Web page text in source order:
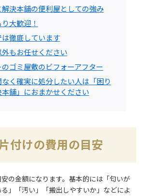
決本舗の便利屋としての強み
大歓迎！
徹底しています
もお任せください
のゴミ屋敷のビフォーアフター
く確実に処分したい人は「困り
本舗」におまかせください
付けの費用の目安
の金額になります。基本的には「匂いが
」「汚い」「搬出しやすいか」などによ